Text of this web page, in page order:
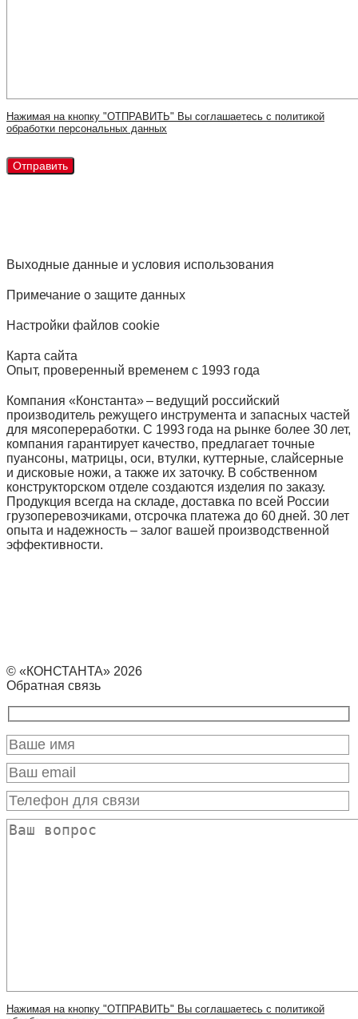
Нажимая на кнопку "ОТПРАВИТЬ" Вы соглашаетесь с политикой
обработки персональных данных
Выходные данные и условия использования
Примечание о защите данных
Настройки файлов cookie
Карта сайта
Опыт, проверенный временем с 1993 года
Компания «Константа» – ведущий российский
производитель режущего инструмента и запасных частей
для мясопереработки. С 1993 года на рынке более 30 лет,
компания гарантирует качество, предлагает точные
пуансоны, матрицы, оси, втулки, куттерные, слайсерные
и дисковые ножи, а также их заточку. В собственном
конструкторском отделе создаются изделия по заказу.
Продукция всегда на складе, доставка по всей России
грузоперевозчиками, отсрочка платежа до 60 дней. 30 лет
опыта и надежность – залог вашей производственной
эффективности.
© «КОНСТАНТА» 2026
Обратная связь
Нажимая на кнопку "ОТПРАВИТЬ" Вы соглашаетесь с политикой